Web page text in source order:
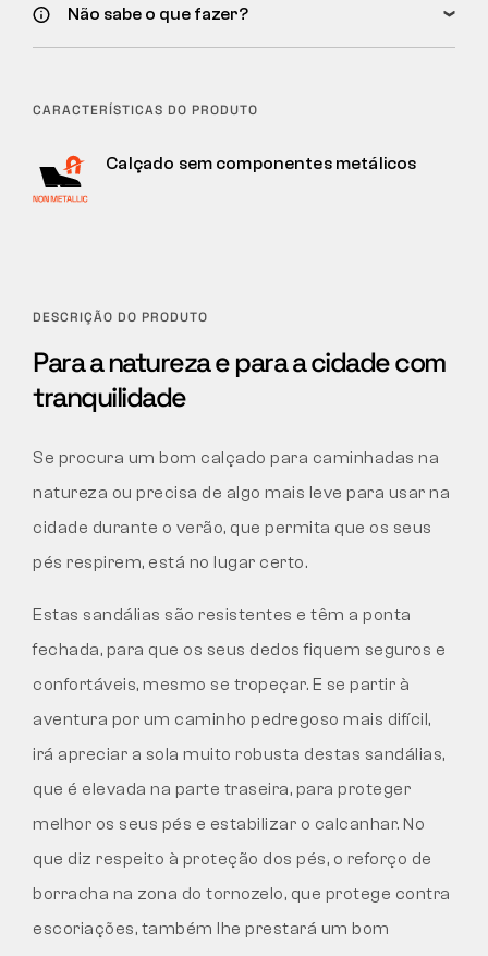
Não sabe o que fazer?
CARACTERÍSTICAS DO PRODUTO
Calçado sem componentes metálicos
DESCRIÇÃO DO PRODUTO
Para a natureza e para a cidade com
tranquilidade
Se procura um bom calçado para caminhadas na
natureza ou precisa de algo mais leve para usar na
cidade durante o verão, que permita que os seus
pés respirem, está no lugar certo.
Estas sandálias são resistentes e têm a ponta
fechada, para que os seus dedos fiquem seguros e
confortáveis, mesmo se tropeçar. E se partir à
aventura por um caminho pedregoso mais difícil,
irá apreciar a sola muito robusta destas sandálias,
que é elevada na parte traseira, para proteger
melhor os seus pés e estabilizar o calcanhar. No
que diz respeito à proteção dos pés, o reforço de
borracha na zona do tornozelo, que protege contra
escoriações, também lhe prestará um bom